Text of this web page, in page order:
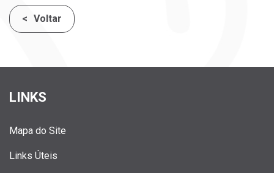
Voltar
LINKS
Mapa do Site
Links Úteis